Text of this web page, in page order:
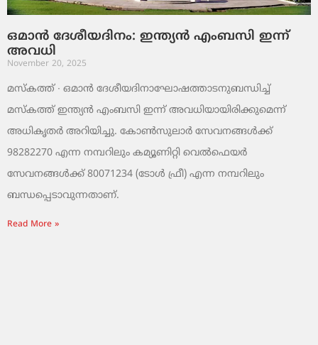
ഒമാൻ ദേശീയദിനം: ഇന്ത്യൻ എംബസി ഇന്ന്
അവധി
November 20, 2025
മസ്‌കത്ത് ∙ ഒമാൻ ദേശീയദിനാഘോഷത്താടനുബന്ധിച്ച്
മസ്‌കത്ത് ഇന്ത്യൻ എംബസി ഇന്ന് അവധിയായിരിക്കുമെന്ന്
അധികൃതർ അറിയിച്ചു. കോൺസുലാർ സേവനങ്ങൾക്ക്
98282270 എന്ന നമ്പറിലും കമ്യൂണിറ്റി വെൽഫെയർ
സേവനങ്ങൾക്ക് 80071234 (ടോൾ ഫ്രീ) എന്ന നമ്പറിലും
ബന്ധപ്പെടാവുന്നതാണ്.
Read More »